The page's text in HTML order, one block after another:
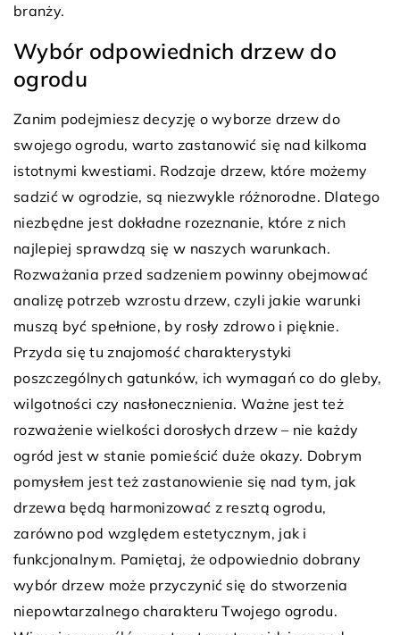
branży.
Wybór odpowiednich drzew do
ogrodu
Zanim podejmiesz decyzję o wyborze drzew do
swojego ogrodu, warto zastanowić się nad kilkoma
istotnymi kwestiami. Rodzaje drzew, które możemy
sadzić w ogrodzie, są niezwykle różnorodne. Dlatego
niezbędne jest dokładne rozeznanie, które z nich
najlepiej sprawdzą się w naszych warunkach.
Rozważania przed sadzeniem powinny obejmować
analizę potrzeb wzrostu drzew, czyli jakie warunki
muszą być spełnione, by rosły zdrowo i pięknie.
Przyda się tu znajomość charakterystyki
poszczególnych gatunków, ich wymagań co do gleby,
wilgotności czy nasłonecznienia. Ważne jest też
rozważenie wielkości dorosłych drzew – nie każdy
ogród jest w stanie pomieścić duże okazy. Dobrym
pomysłem jest też zastanowienie się nad tym, jak
drzewa będą harmonizować z resztą ogrodu,
zarówno pod względem estetycznym, jak i
funkcjonalnym. Pamiętaj, że odpowiednio dobrany
wybór drzew może przyczynić się do stworzenia
niepowtarzalnego charakteru Twojego ogrodu.